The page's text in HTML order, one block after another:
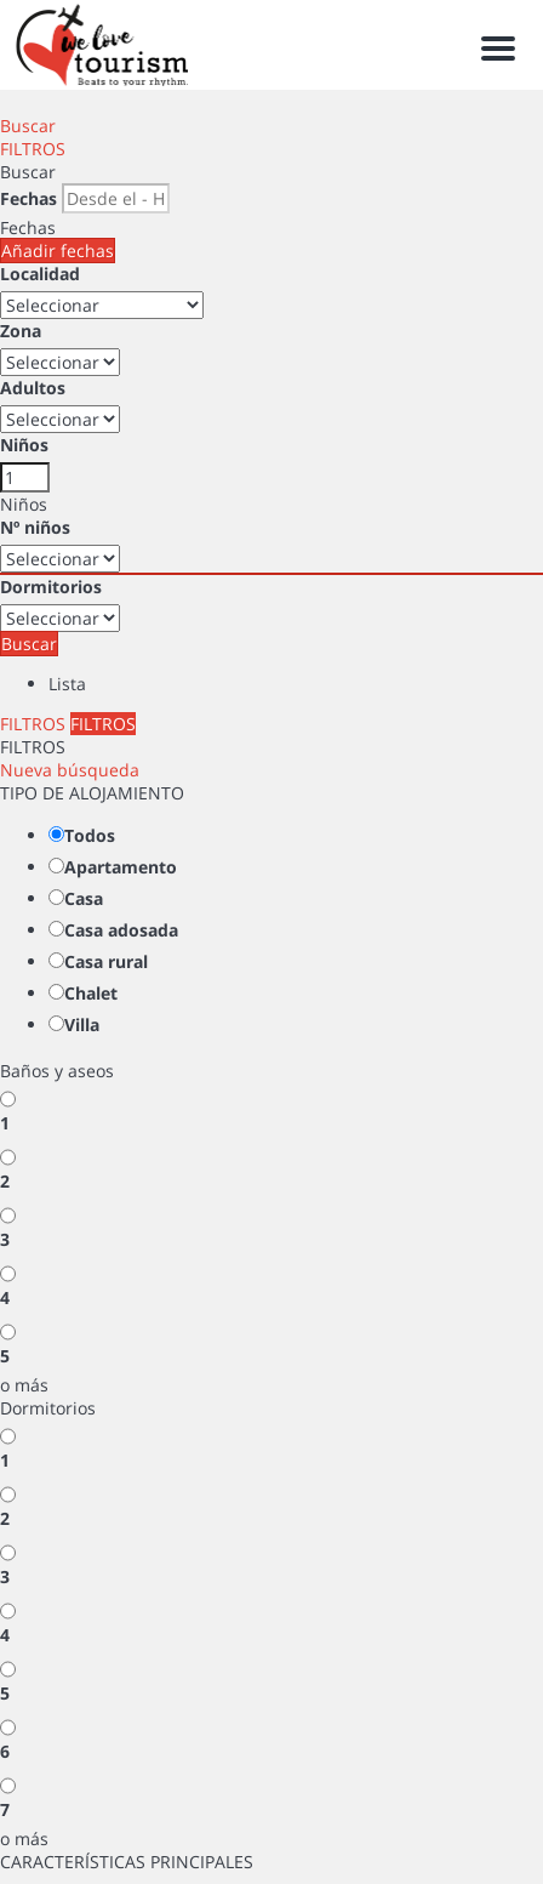
Menu
Buscar
FILTROS
Buscar
Fechas
Fechas
Añadir fechas
Localidad
Zona
Adultos
Niños
Niños
Nº niños
Dormitorios
Buscar
Lista
FILTROS FILTROS
FILTROS
Nueva búsqueda
TIPO DE ALOJAMIENTO
Todos
Apartamento
Casa
Casa adosada
Casa rural
Chalet
Villa
Baños y aseos
1
2
3
4
5
o más
Dormitorios
1
2
3
4
5
6
7
o más
CARACTERÍSTICAS PRINCIPALES